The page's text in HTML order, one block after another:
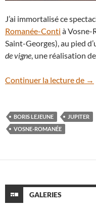
J’ai immortalisé ce
Romanée-Conti à Vosne-
Saint-Georges), au pied
de vigne, une réalisation de
Continuer la lecture de →
BORIS LEJEUNE JUPITER
VOSNE-ROMANÉE
GALERIES